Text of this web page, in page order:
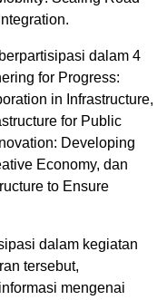
dalam 4
for Progress:
in Infrastructure,
for Public
Developing
Economy, dan
to Ensure
dalam kegiatan
tersebut,
mengenai